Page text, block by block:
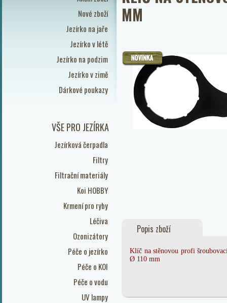
Nové zboží
Jezírko na jaře
Jezírko v létě
Jezírko na podzim
Jezírko v zimě
Dárkové poukazy
VŠE PRO JEZÍRKA
Jezírková čerpadla
Filtry
Filtrační materiály
Koi HOBBY
Krmení pro ryby
Léčiva
Ozonizátory
Péče o jezírko
Péče o KOI
Péče o vodu
UV lampy
MM
Popis zboží
Klíč na stěnovou profi
Ø 110 mm